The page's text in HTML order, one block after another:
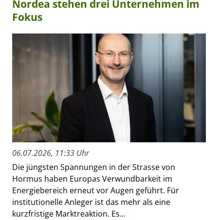
Nordea stehen drei Unternehmen im
Fokus
06.07.2026, 11:33 Uhr
Die jüngsten Spannungen in der Strasse von
Hormus haben Europas Verwundbarkeit im
Energiebereich erneut vor Augen geführt. Für
institutionelle Anleger ist das mehr als eine
kurzfristige Marktreaktion. Es...